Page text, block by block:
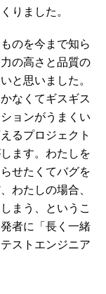
りました。
のを今まで知ら
の高さと品質の
と思いました。
なくてギスギス
ョンがうまくい
るプロジェクト
ます。わたしを
せたくてバグを
わたしの場合、
まう、というこ
者に「長く一緒
ストエンジニア